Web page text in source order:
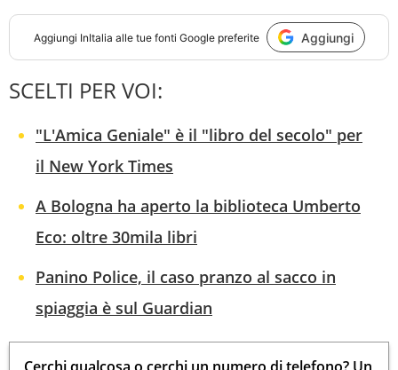
Aggiungi InItalia alle tue fonti Google preferite Aggiungi
SCELTI PER VOI:
"L'Amica Geniale" è il "libro del secolo" per
il New York Times
A Bologna ha aperto la biblioteca Umberto
Eco: oltre 30mila libri
Panino Police, il caso pranzo al sacco in
spiaggia è sul Guardian